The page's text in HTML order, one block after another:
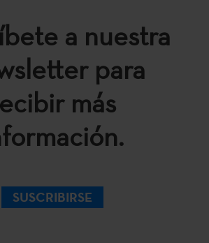
a nuestra
para
más
SUSCRIBIRSE